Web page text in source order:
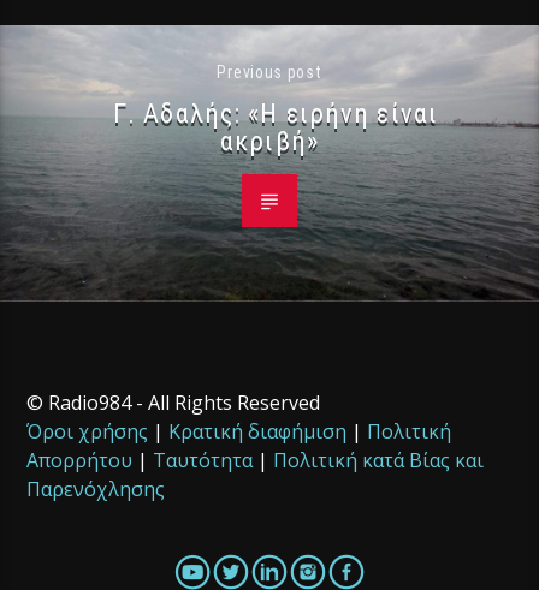
Previous post
Γ. Αδαλής: «Η ειρήνη είναι
ακριβή»
© Radio984 - All Rights Reserved
Όροι χρήσης | Κρατική διαφήμιση | Πολιτική
Απορρήτου | Ταυτότητα| Πολιτική κατά Βίας και
Παρενόχλησης